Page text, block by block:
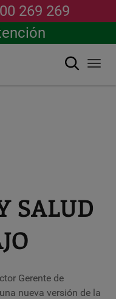
269 269
Buscar
SALUD
Gerente de
nueva versión de la